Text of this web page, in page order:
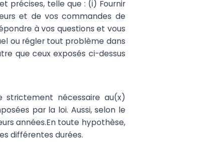
précises, telle que : (i) Fournir
et de vos commandes de
à vos questions et vous
ou régler tout problème dans
que ceux exposés ci-dessus
strictement nécessaire au(x)
par la loi. Aussi, selon le
années.En toute hypothèse,
différentes durées.